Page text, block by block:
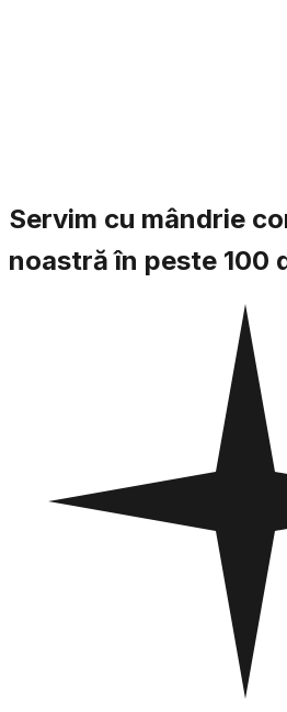
Servim cu mândrie
noastră în peste 100